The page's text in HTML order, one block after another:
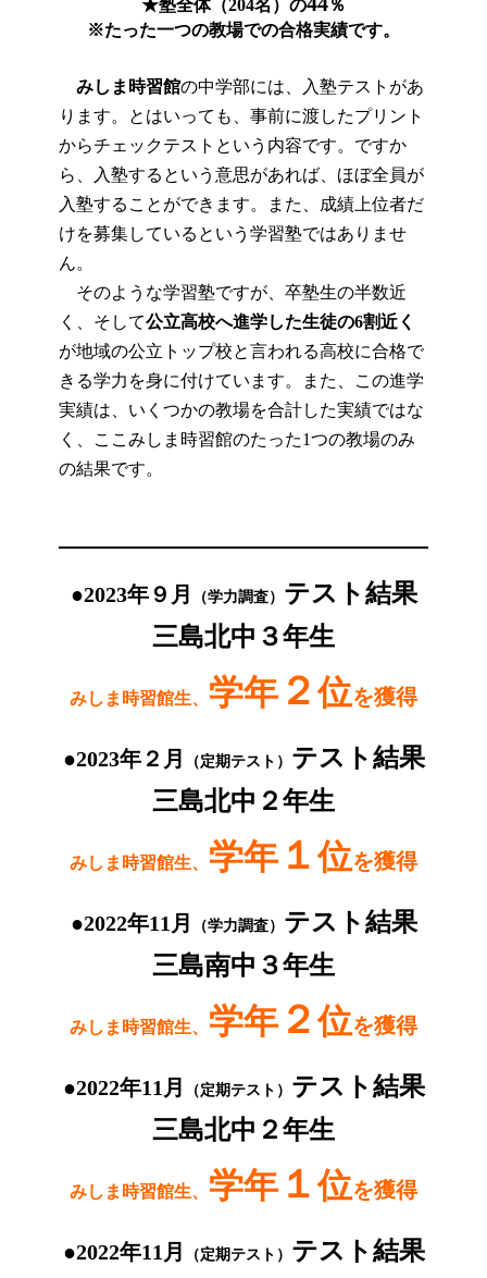
★塾全体（204名）の
％
※たった一つの教場での合格実績です。
みしま時習館の中学部には、入塾テストがあ
ります。とはいっても、事前に渡したプリント
からチェックテストという内容です。ですか
ら、入塾するという意思があれば、ほぼ全員が
入塾することができます。また、成績上位者だ
けを募集しているという学習塾ではありませ
ん。
そのような学習塾ですが、卒塾生の半数近
く、そして公立高校へ進学した生徒の6割近く
が地域の公立トップ校と言われる高校に合格で
きる学力を身に付けています。また、この進学
実績は、いくつかの教場を合計した実績ではな
く、ここみしま時習館のたった1つの教場のみ
の結果です。
●2023年９月 （学力調査） テスト結果
三島北中３年生
みしま時習館生、 学年 ２位を獲得
●2023年２月 （定期テスト） テスト結果
三島北中２年生
みしま時習館生、 学年 １位を獲得
●2022年11月 （学力調査） テスト結果
三島南中３年生
みしま時習館生、 学年 ２位を獲得
●2022年11月 （定期テスト） テスト結果
三島北中２年生
みしま時習館生、 学年 １位を獲得
●2022年11月 （定期テスト） テスト結果